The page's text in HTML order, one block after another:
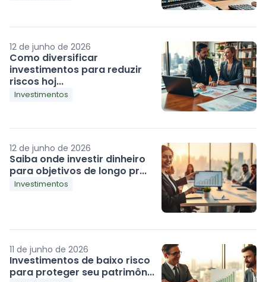
12 de junho de 2026
Como diversificar
investimentos para reduzir
riscos hoj...
Investimentos
12 de junho de 2026
Saiba onde investir dinheiro
para objetivos de longo pr...
Investimentos
11 de junho de 2026
Investimentos de baixo risco
para proteger seu patrimôn...